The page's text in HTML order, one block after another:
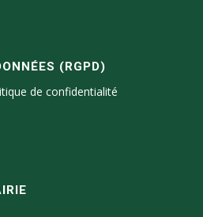
(RGPD)
de confidentialité